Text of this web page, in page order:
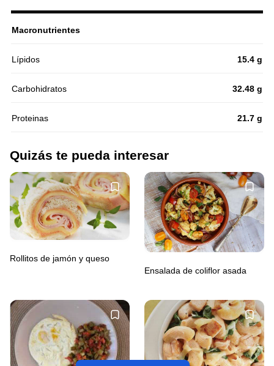
Macronutrientes
Lípidos 15.4 g
Carbohidratos 32.48 g
Proteinas 21.7 g
Quizás te pueda interesar
Rollitos de jamón y queso
Ensalada de coliflor asada